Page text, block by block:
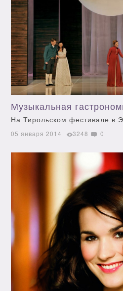
Музыкальная
На Тирольском фестивале в
05 января 2014 3248 0